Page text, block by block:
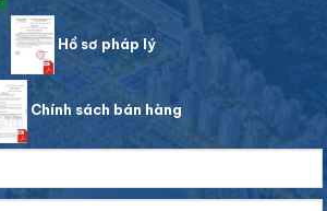
Hồ sơ pháp lý
Chính sách bán hàng